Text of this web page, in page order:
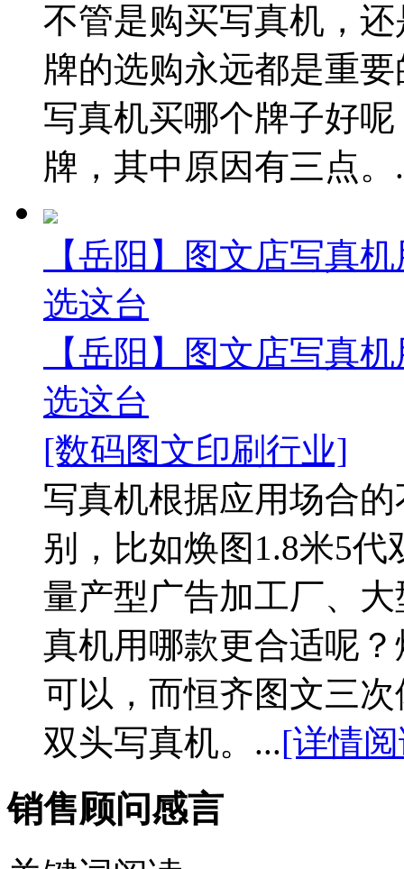
不管是购买写真机，
牌的选购永远都是重
写真机买哪个牌子好
牌，其中原因有三点。
【岳阳】图文店写真
选这台
【岳阳】图文店写真
选这台
[数码图文印刷行业]
写真机根据应用场合
别，比如焕图1.8米5
量产型广告加工厂、
真机用哪款更合适呢
可以，而恒齐图文三
双头写真机。...[详情
销售顾问感言